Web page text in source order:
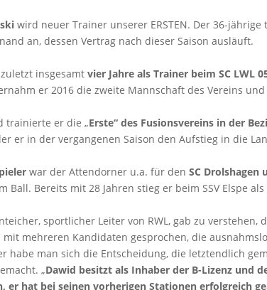
wird neuer Trainer unserer ERSTEN. Der 36-
an, dessen Vertrag nach dieser Saison ausläuft.
zuletzt insgesamtvier Jahre als Trainer beim SC LWL
er 2016 die zweite Mannschaft des Vereins
trainierte er die „Erste“ des Fusionsvereins in der
er in der vergangenen Saison den Aufstieg in die
war der Attendorner u.a. für denSC Drolshagen
Ball. Bereits mit 28 Jahren stieg er beim SSV Elspe
sportlicher Leiter von RWL, gab zu verstehen,
mit mehreren Kandidaten gesprochen, die
habe man sich die Entscheidung, die letztendlich
„Dawid besitzt als Inhaber der B-Lizenz und
er hat bei seinen vorherigen Stationen erfolgreich